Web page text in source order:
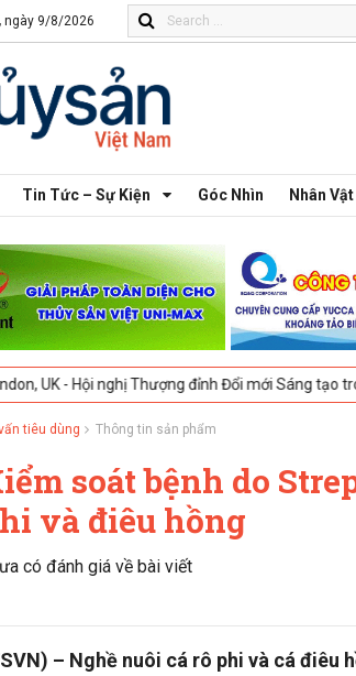
ngày 9/8/2026
Tin Tức – Sự Kiện Góc Nhìn Nhân Vật
Thượng đỉnh Đổi mới Sáng tạo trong Ngành
tiêu dùng Thông tin sản phẩm
soát bệnh do
và điêu hồng
có đánh giá về bài viết
– Nghề nuôi cá rô phi và cá điêu